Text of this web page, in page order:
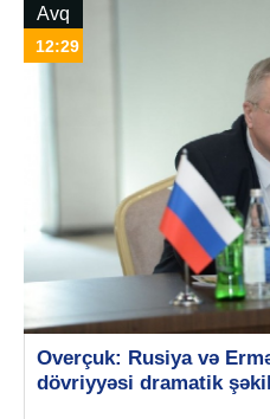
Avq
12:29
Overçuk: Rusiya və
dövriyyəsi dramatik